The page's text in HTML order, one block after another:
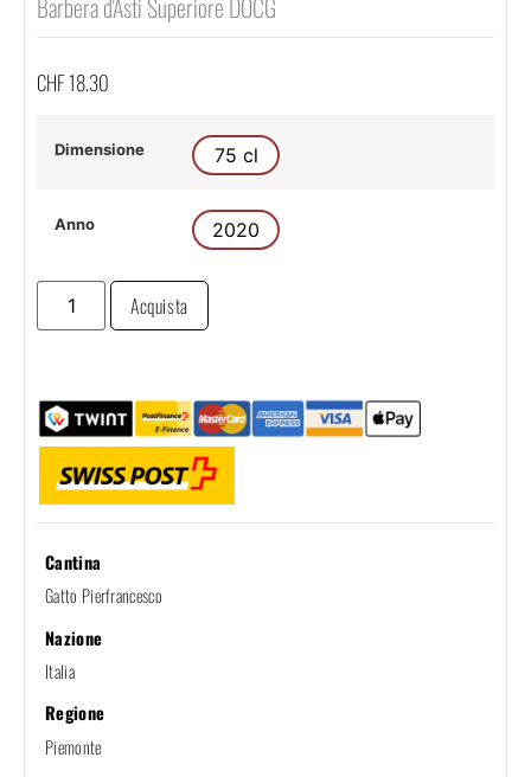
Barbera d'Asti Superiore DOCG
CHF 18.30
Dimensione 75 cl
Anno 2020
Acquista
Cantina
Gatto Pierfrancesco
Nazione
Italia
Regione
Piemonte